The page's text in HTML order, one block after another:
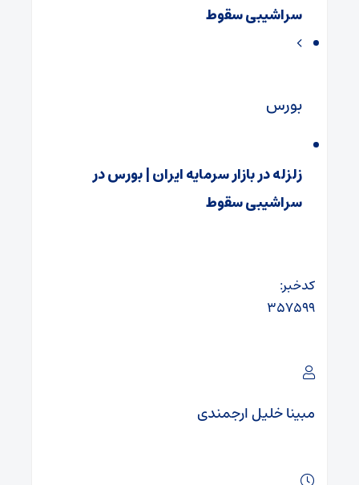
سراشیبی سقوط
بورس
زلزله در بازار سرمایه ایران | بورس در
سراشیبی سقوط
کدخبر:
۳۵۷۵۹۹
مبینا خلیل ارجمندی